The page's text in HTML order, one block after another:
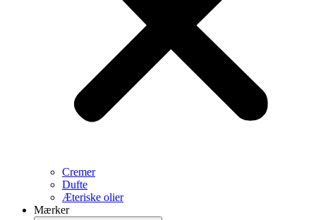
Cremer
Dufte
Æteriske olier
Mærker